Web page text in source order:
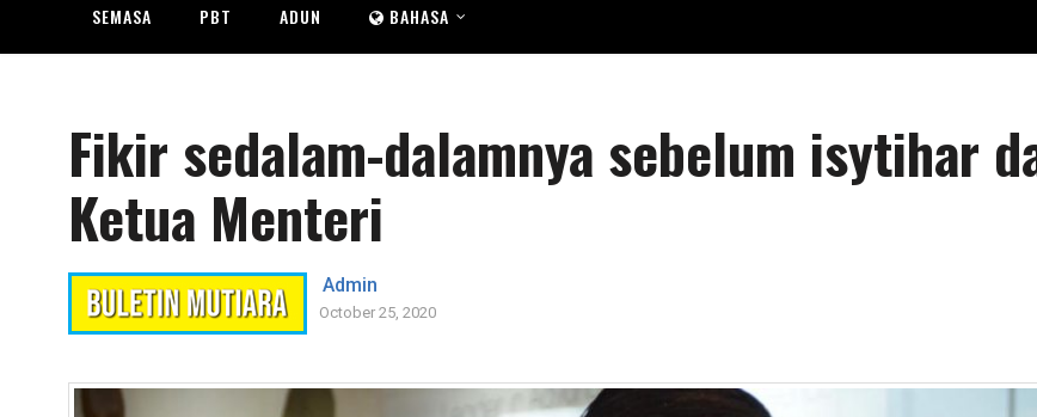
SEMASA PBT ADUN BAHASA
Fikir sedalam-dalamnya sebelum isytihar
Ketua Menteri
Admin
October 25, 2020